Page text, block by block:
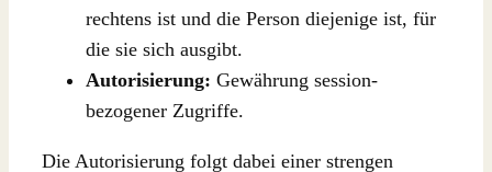
rechtens ist und die Person diejenige ist, für
die sie sich ausgibt.
Autorisierung: Gewährung session-
bezogener Zugriffe.
Die Autorisierung folgt dabei einer strengen